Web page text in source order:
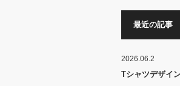
最近の記事
2026.06.2
Tシャツデザイ